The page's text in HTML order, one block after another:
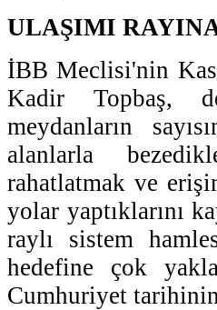
ULAŞIMI
İBB Meclisi'nin
Kadir Topbaş,
meydanların
alanlarla
rahatlatmak ve
yolar yaptıklarını
raylı sistem
hedefine çok
Cumhuriyet